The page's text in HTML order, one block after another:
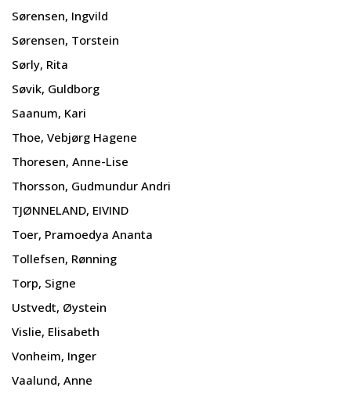
Sørensen, Ingvild
Sørensen, Torstein
Sørly, Rita
Søvik, Guldborg
Saanum, Kari
Thoe, Vebjørg Hagene
Thoresen, Anne-Lise
Thorsson, Gudmundur Andri
TJØNNELAND, EIVIND
Toer, Pramoedya Ananta
Tollefsen, Rønning
Torp, Signe
Ustvedt, Øystein
Vislie, Elisabeth
Vonheim, Inger
Vaalund, Anne